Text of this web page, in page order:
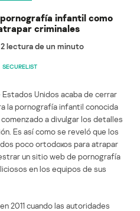
infantil como
criminales
2lectura de un minuto
SECURELIST
Unidos acaba de cerrar
la pornografía infantil conocida
a divulgar los detalles
Es así como se reveló que los
poco ortodoxos para atrapar
un sitio web de pornografía
en los equipos de sus
2011 cuando las autoridades